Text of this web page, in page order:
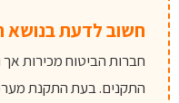
חשוב לדעת בנושא
חברות הביטוח מכירות אך
התקנים. בעת התקנת